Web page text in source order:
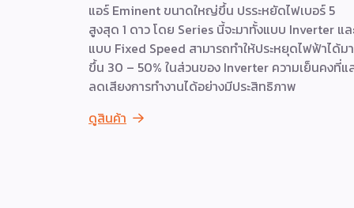
แอร์ Eminent ขนาดใหญ่ขึ้น ปรระหยัดไฟเบอร์ 5
สูงสุด 1 ดาว โดย Series นี้จะมาทั้งแบบ Inverter แล
แบบ Fixed Speed สามารถทำให้ประหยุดไฟฟ้าได้ม
ขึ้น 30 – 50% ในส่วนของ Inverter ความเย็นคงที่แ
ลดเสียงการทำงานได้อย่างมีประสิทธิภาพ
ดูสินค้า